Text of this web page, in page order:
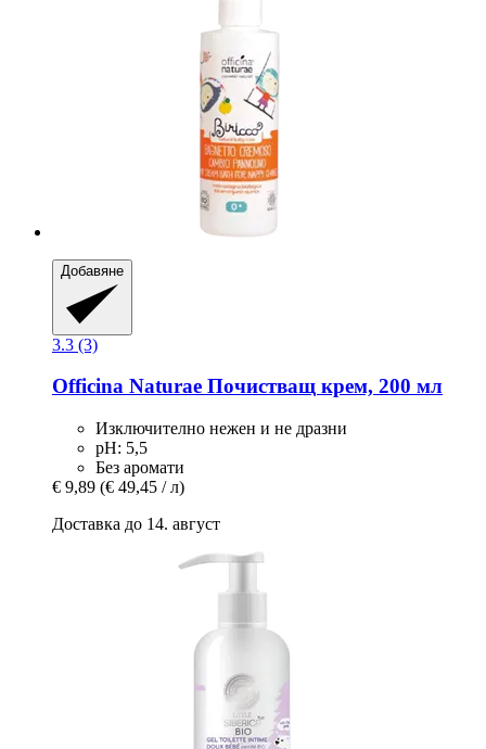
Добавяне
3.3 (3)
Officina Naturae Почистващ крем, 200 мл
Изключително нежен и не дразни
рН: 5,5
Без аромати
€ 9,89 (€ 49,45 / л)
Доставка до 14. август